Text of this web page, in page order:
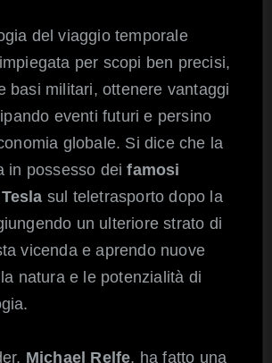
del viaggio temporale
per scopi ben precisi,
basi militari, ottenere vantaggi
eventi futuri e persino
globale. Si dice che la
in possesso deifamosi
Tesla sul teletrasporto dopo la
un ulteriore strato di
vicenda e aprendo nuove
natura e le potenzialità di
Michael Relfe, ha fatto una